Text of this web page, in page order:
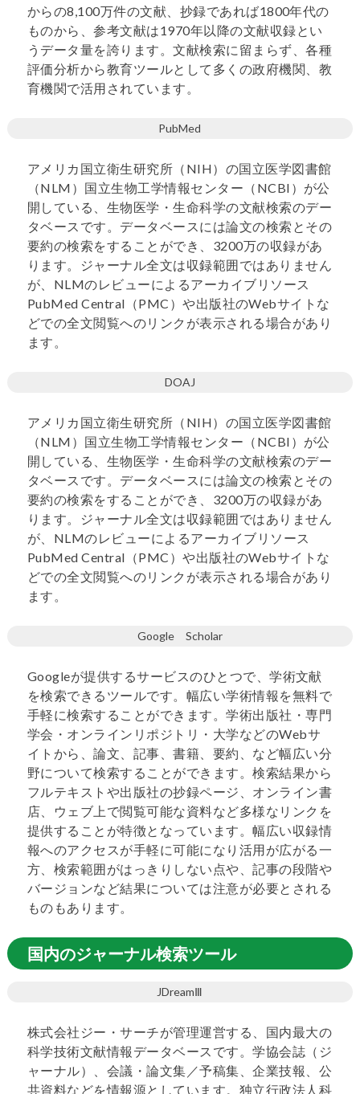
からの8,100万件の文献、抄録であれば1800年代の
ものから、参考文献は1970年以降の文献収録とい
うデータ量を誇ります。文献検索に留まらず、各種
評価分析から教育ツールとして多くの政府機関、教
育機関で活用されています。
PubMed
アメリカ国立衛生研究所（NIH）の国立医学図書館
（NLM）国立生物工学情報センター（NCBI）が公
開している、生物医学・生命科学の文献検索のデー
タベースです。データベースには論文の検索とその
要約の検索をすることができ、3200万の収録があ
ります。ジャーナル全文は収録範囲ではありません
が、NLMのレビューによるアーカイブリソース
PubMed Central（PMC）や出版社のWebサイトな
どでの全文閲覧へのリンクが表示される場合があり
ます。
DOAJ
アメリカ国立衛生研究所（NIH）の国立医学図書館
（NLM）国立生物工学情報センター（NCBI）が公
開している、生物医学・生命科学の文献検索のデー
タベースです。データベースには論文の検索とその
要約の検索をすることができ、3200万の収録があ
ります。ジャーナル全文は収録範囲ではありません
が、NLMのレビューによるアーカイブリソース
PubMed Central（PMC）や出版社のWebサイトな
どでの全文閲覧へのリンクが表示される場合があり
ます。
Google Scholar
Googleが提供するサービスのひとつで、学術文献
を検索できるツールです。幅広い学術情報を無料で
手軽に検索することができます。学術出版社・専門
学会・オンラインリポジトリ・大学などのWebサ
イトから、論文、記事、書籍、要約、など幅広い分
野について検索することができます。検索結果から
フルテキストや出版社の抄録ページ、オンライン書
店、ウェブ上で閲覧可能な資料など多様なリンクを
提供することが特徴となっています。幅広い収録情
報へのアクセスが手軽に可能になり活用が広がる一
方、検索範囲がはっきりしない点や、記事の段階や
バージョンなど結果については注意が必要とされる
ものもあります。
国内のジャーナル検索ツール
JDreamⅢ
株式会社ジー・サーチが管理運営する、国内最大の
科学技術文献情報データベースです。学協会誌（ジ
ャーナル）、会議・論文集／予稿集、企業技報、公
共資料などを情報源としています。独立行政法人科